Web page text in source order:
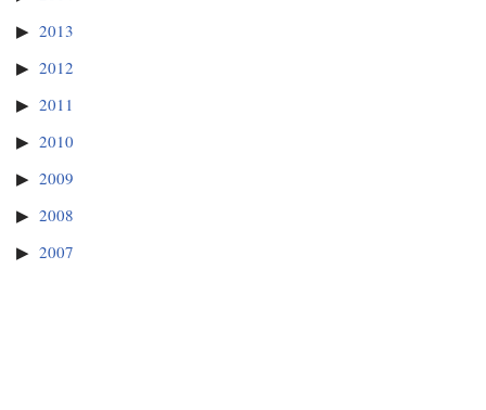
2013
2012
2011
2010
2009
2008
2007